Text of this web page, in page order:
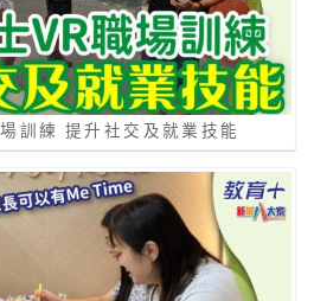
訓練 提升社交及就業技能